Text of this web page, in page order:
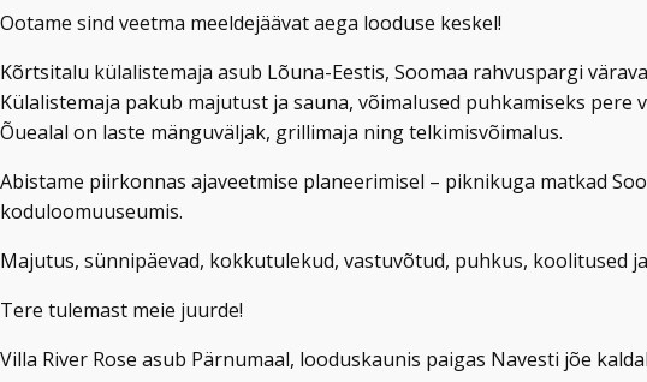
Ootame sind veetma meeldejäävat aega looduse keskel!
Kõrtsitalu külalistemaja asub Lõuna-Eestis, Soomaa rahvuspargi
Külalistemaja pakub majutust ja sauna, võimalused puhkamiseks
Õuealal on laste mänguväljak, grillimaja ning telkimisvõimalus.
Abistame piirkonnas ajaveetmise planeerimisel – piknikuga matkad
koduloomuuseumis.
Majutus, sünnipäevad, kokkutulekud, vastuvõtud, puhkus, koolitused
Tere tulemast meie juurde!
Villa River Rose asub Pärnumaal, looduskaunis paigas Navesti jõe